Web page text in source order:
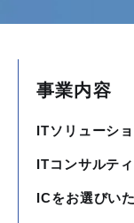
事業内容
ITソリューシ
ITコンサルテ
ICをお選びい